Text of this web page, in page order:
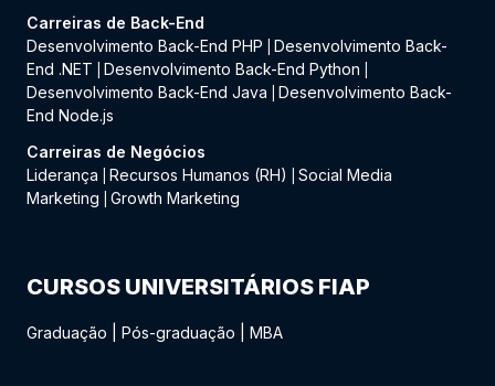
Carreiras de Back-End
Desenvolvimento Back-End PHP
Desenvolvimento Back-
End .NET
Desenvolvimento Back-End Python
Desenvolvimento Back-End Java
Desenvolvimento Back-
End Node.js
Carreiras de Negócios
Liderança
Recursos Humanos (RH)
Social Media
Marketing
Growth Marketing
CURSOS UNIVERSITÁRIOS FIAP
Graduação Pós-graduação MBA